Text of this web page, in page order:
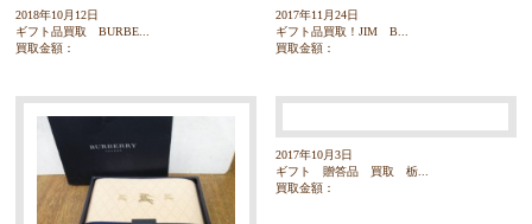
2018年10月12日
ギフト品買取 BURBE...
買取金額：
2017年11月24日
ギフト品買取！JIM B...
買取金額：
2017年10月3日
ギフト 贈答品 買取 栃...
買取金額：